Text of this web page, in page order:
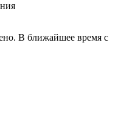
В ближайшее время с